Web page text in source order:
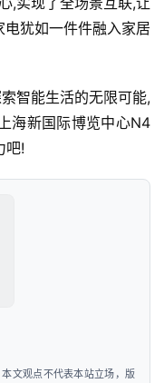
犹如一件件融入家居
智能生活的无限可能,
海新国际博览中心N4
吧!
文观点不代表本站立场，版